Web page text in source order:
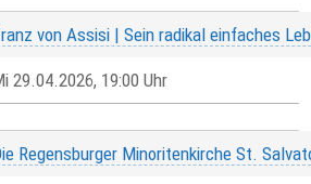
von Assisi | Sein radikal einfaches
29.04.2026, 19:00 Uhr
Regensburger Minoritenkirche St.